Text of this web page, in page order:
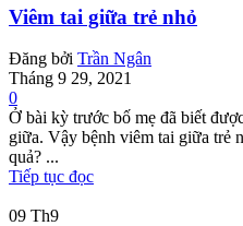
Viêm tai giữa trẻ nhỏ
Đăng bởi Trần Ngân
Tháng 9 29, 2021
0
Ở bài kỳ trước bố mẹ đã biết
giữa. Vậy bệnh viêm tai giữa trẻ
quả? ...
Tiếp tục đọc
09 Th9